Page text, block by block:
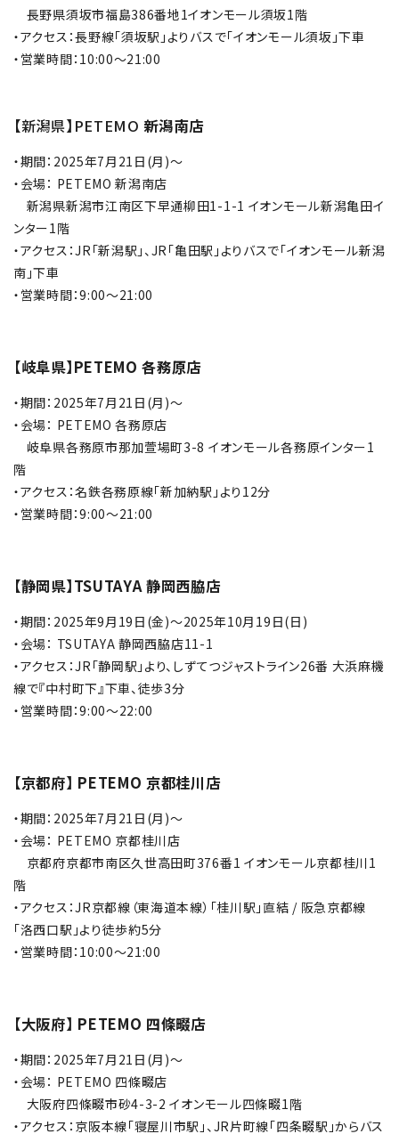
長野県須坂市福島386番地1イオンモール須坂1階
・アクセス：長野線「須坂駅」よりバスで「イオンモール須坂」下車
・営業時間：10:00～21:00
【新潟県】PETEMO 新潟南店
・期間：2025年7月21日(月)～
・会場： PETEMO 新潟南店
新潟県新潟市江南区下早通柳田1-1-1 イオンモール新潟亀田イ
ンター1階
・アクセス：JR「新潟駅」、JR「亀田駅」よりバスで「イオンモール新潟
南」下車
・営業時間：9:00～21:00
【岐阜県】PETEMO 各務原店
・期間：2025年7月21日(月)～
・会場： PETEMO 各務原店
岐阜県各務原市那加萱場町3-8 イオンモール各務原インター1
階
・アクセス：名鉄各務原線「新加納駅」より12分
・営業時間：9:00～21:00
【静岡県】TSUTAYA 静岡西脇店
・期間：2025年9月19日(金)～2025年10月19日(日)
・会場： TSUTAYA 静岡西脇店11-1
・アクセス：JR「静岡駅」より、しずてつジャストライン26番 大浜麻機
線で『中村町下』下車、徒歩3分
・営業時間：9:00～22:00
【京都府】 PETEMO 京都桂川店
・期間：2025年7月21日(月)～
・会場： PETEMO 京都桂川店
京都府京都市南区久世高田町376番1 イオンモール京都桂川1
階
・アクセス：JR京都線（東海道本線）「桂川駅」直結 / 阪急京都線
「洛西口駅」より徒歩約5分
・営業時間：10:00～21:00
【大阪府】 PETEMO 四條畷店
・期間：2025年7月21日(月)～
・会場： PETEMO 四條畷店
大阪府四條畷市砂4-3-2 イオンモール四條畷1階
・アクセス：京阪本線「寝屋川市駅」、JR片町線「四条畷駅」からバス